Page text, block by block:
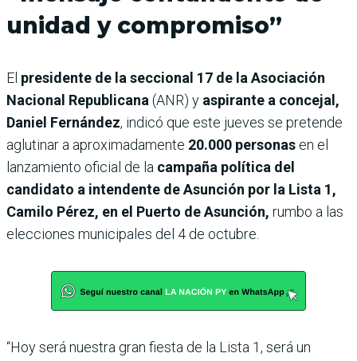
unidad y compromiso”
El presidente de la seccional 17 de la Asociación
Nacional Republicana(ANR) y aspirante a concejal,
Daniel Fernández, indicó que este jueves se pretende
aglutinar a aproximadamente 20.000 personas en el
lanzamiento oficial de la campaña política del
candidato a intendente de Asunción por la Lista 1,
Camilo Pérez, en el Puerto de Asunción, rumbo a las
elecciones municipales del 4 de octubre.
“Hoy será nuestra gran fiesta de la Lista 1, será un